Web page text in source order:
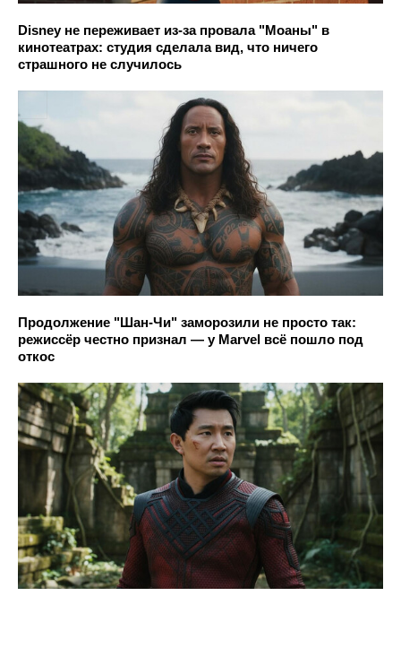
Disney не переживает из-за провала "Моаны" в
кинотеатрах: студия сделала вид, что ничего
страшного не случилось
Продолжение "Шан-Чи" заморозили не просто так:
режиссёр честно признал — у Marvel всё пошло под
откос